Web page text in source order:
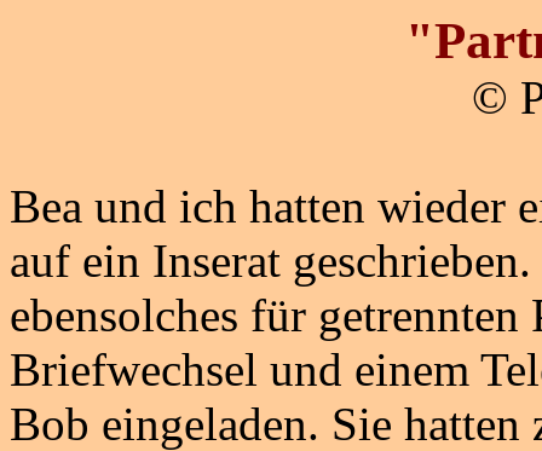
©
Bea und ich hatten wieder
auf ein Inserat
ebensolches für getrennten
Briefwechsel und einem
Bob eingeladen. Sie